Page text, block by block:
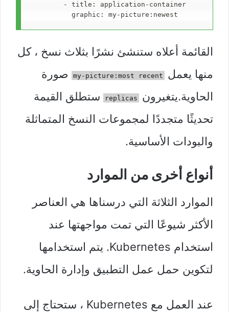
        - title
: application-container
          graphic
: my-picture:newest
القائمة أعلاه ستنشئ نشرًا بثلاث نسخ ، كل
منها يعمل
my-picture:most recent
صورة
الحاوية.يتغيرون
replicas
ستطلق القيمة
تحديثًا متجددًا لمجموعات النسخ المتماثلة
والبودات الأساسية.
أنواع أخرى من الموارد
الموارد الثلاثة التي درسناها هي العناصر
الأكثر شيوعًا التي تمت مواجهتها عند
استخدام Kubernetes. يتم استخدامها
لتكوين حمل عمل التطبيق وإدارة الحاوية.
عند العمل مع Kubernetes ، ستحتاج إلى